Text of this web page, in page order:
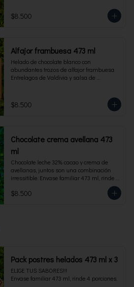
$8.500
Alfajor frambuesa 473 ml
Helado de chocolate blanco con
abundantes trozos de alfajor frambuesa
Entrelagos de Valdivia y salsa de
$8.500
Chocolate crema avellana 473
ml
Chocolate leche 32% cacao y crema de
avellanas, juntos son una combinación
irressitible. Envase familiar 473 ml, rinde 4
$8.500
Pack postres helados 473 ml x 3
ELIGE TUS SABORES!!!
Envase familiar 473 ml, rinde 4 porciones.